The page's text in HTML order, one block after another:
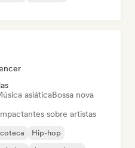
asiáticaBossa nova
sobre artistas
Hip-hop